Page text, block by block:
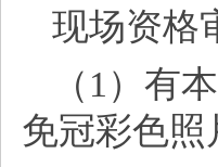
现场资格
（ 1）有
免冠彩色照